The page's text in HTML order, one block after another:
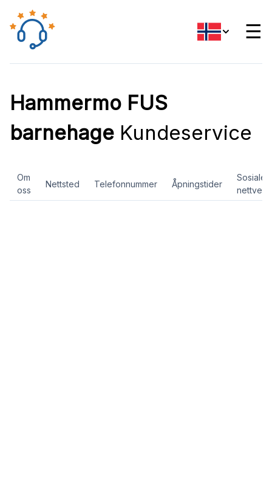
☰
Hammermo FUS
barnehage Kundeservice
Om
oss
Nettsted Telefonnummer Åpningstider
Sosiale
nettverk